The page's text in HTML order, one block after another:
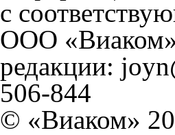
с
ООО
редакции:
506-844
© «Виаком»